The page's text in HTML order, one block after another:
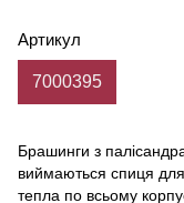
Артикул
7000395
Брашинги з
виймаються спиця
тепла по всьому